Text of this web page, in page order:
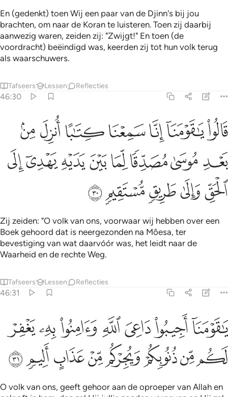
En (gedenkt) toen Wij een paar van de Djinn's bij jou
brachten, om naar de Koran te luisteren. Toen zij daarbij
aanwezig waren, zeiden zij: "Zwijgt!" En toen (de
voordracht) beëindigd was, keerden zij tot hun volk terug
als waarschuwers.
Tafseers Lessen Reflecties
46:30
قالوا يا قومنا انا سمعنا كتابا انزل من بعد موسى مصدقا لما بين يديه
قَالُوا۟ يَـٰقَوْمَنَآ إِنَّا سَمِعْنَا كِتَـٰبًا أُنزِلَ مِنۢ بَعْدِ مُوسَىٰ مُصَدِّقًۭا لِّمَا
ﱕﱖﱗﱘﱙﱚﱛ
ﱜﱝﱞﱟﱠﱡﱢﱣ
ﱤﱥﱦﱧﱨ
Zij zeiden: "O volk van ons, voorwaar wij hebben over een
Boek gehoord dat is neergezonden na Môesa, ter
bevestiging van wat daarvóór was, het leidt naar de
Waarheid en de rechte Weg.
Tafseers Lessen Reflecties
46:31
يا قومنا اجيبوا داعي الله وامنوا به يغفر لكم من ذنوبكم ويجركم من
يَـٰقَوْمَنَآ أَجِيبُوا۟ دَاعِىَ ٱللَّهِ وَءَامِنُوا۟ بِهِۦ يَغْفِرْ لَكُم مِّن ذُنُوبِكُمْ
ﱩﱪﱫﱬﱭﱮﱯ
ﱰﱱﱲﱳﱴﱵﱶﱷ
O volk van ons, geeft gehoor aan de oproeper van Allah en